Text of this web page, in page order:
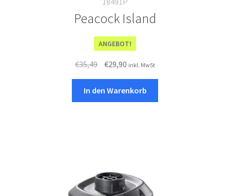
Peacock Island
ANGEBOT!
€35,49
Ursprünglicher
Preis
war:
€35,49
€29,90Aktueller
Preis
ist:
€29,90.
inkl. MwSt
In den Warenkorb